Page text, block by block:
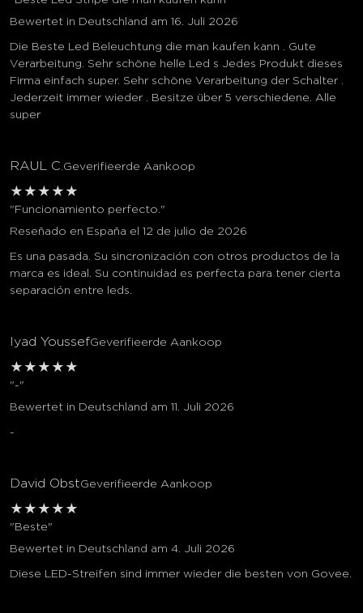
Bewertet in Deutschland am 16. Juli 2026
Die Beste Led Beleuchtung die man kaufen kann . Gute
Verarbeitung. Sehr schöne helle Led s Jedes Produkt dieses
Firma einfach super. Sehr schöne Verarbeitung der Schalter .
Jederzeit immer wieder . Besitze über 5 verschiedene. Alle
super
RAUL C.Geverifieerde Aankoop
★ ★ ★ ★ ★
"Funcionamiento perfecto."
Reseñado en España el 12 de julio de 2026
Es una pasada. Su sincronización con otros productos de la
marca es ideal. Su continuidad es perfecta para tener cierta
separación entre leds.
Iyad YoussefGeverifieerde Aankoop
★ ★ ★ ★ ★
"-"
Bewertet in Deutschland am 11. Juli 2026
-
David ObstGeverifieerde Aankoop
★ ★ ★ ★ ★
"Beste"
Bewertet in Deutschland am 4. Juli 2026
Diese LED-Streifen sind immer wieder die besten von Govee.